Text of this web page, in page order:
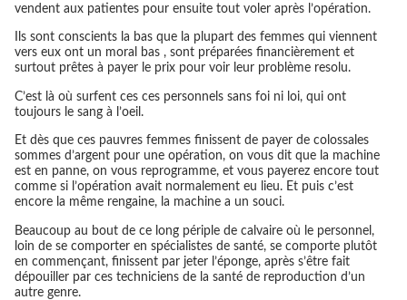
vendent aux patientes pour ensuite tout voler après l’opération.
Ils sont conscients la bas que la plupart des femmes qui viennent
vers eux ont un moral bas , sont préparées financièrement et
surtout prêtes à payer le prix pour voir leur problème resolu.
C’est là où surfent ces ces personnels sans foi ni loi, qui ont
toujours le sang à l’oeil.
Et dès que ces pauvres femmes finissent de payer de colossales
sommes d’argent pour une opération, on vous dit que la machine
est en panne, on vous reprogramme, et vous payerez encore tout
comme si l’opération avait normalement eu lieu. Et puis c’est
encore la même rengaine, la machine a un souci.
Beaucoup au bout de ce long périple de calvaire où le personnel,
loin de se comporter en spécialistes de santé, se comporte plutôt
en commençant, finissent par jeter l’éponge, après s’être fait
dépouiller par ces techniciens de la santé de reproduction d’un
autre genre.